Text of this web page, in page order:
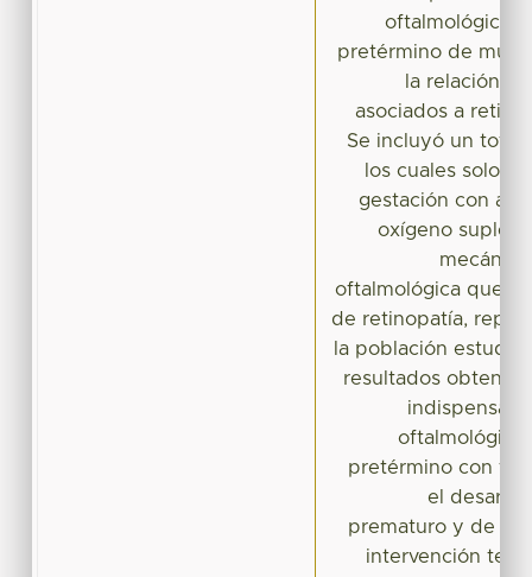
oftalmológica
pretérmino de muy
la relación
asociados a
Se incluyó un total
los cuales solo
gestación con
oxígeno
oftalmológica que
de retinopatía,
la población
resultados
oftalmológico
pretérmino con
el
prematuro y de
intervención